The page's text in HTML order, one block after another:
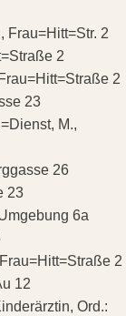
Frau=Hitt=Str. 2
2
2
23
M.,
26
23
6a
2
12
Ord.: